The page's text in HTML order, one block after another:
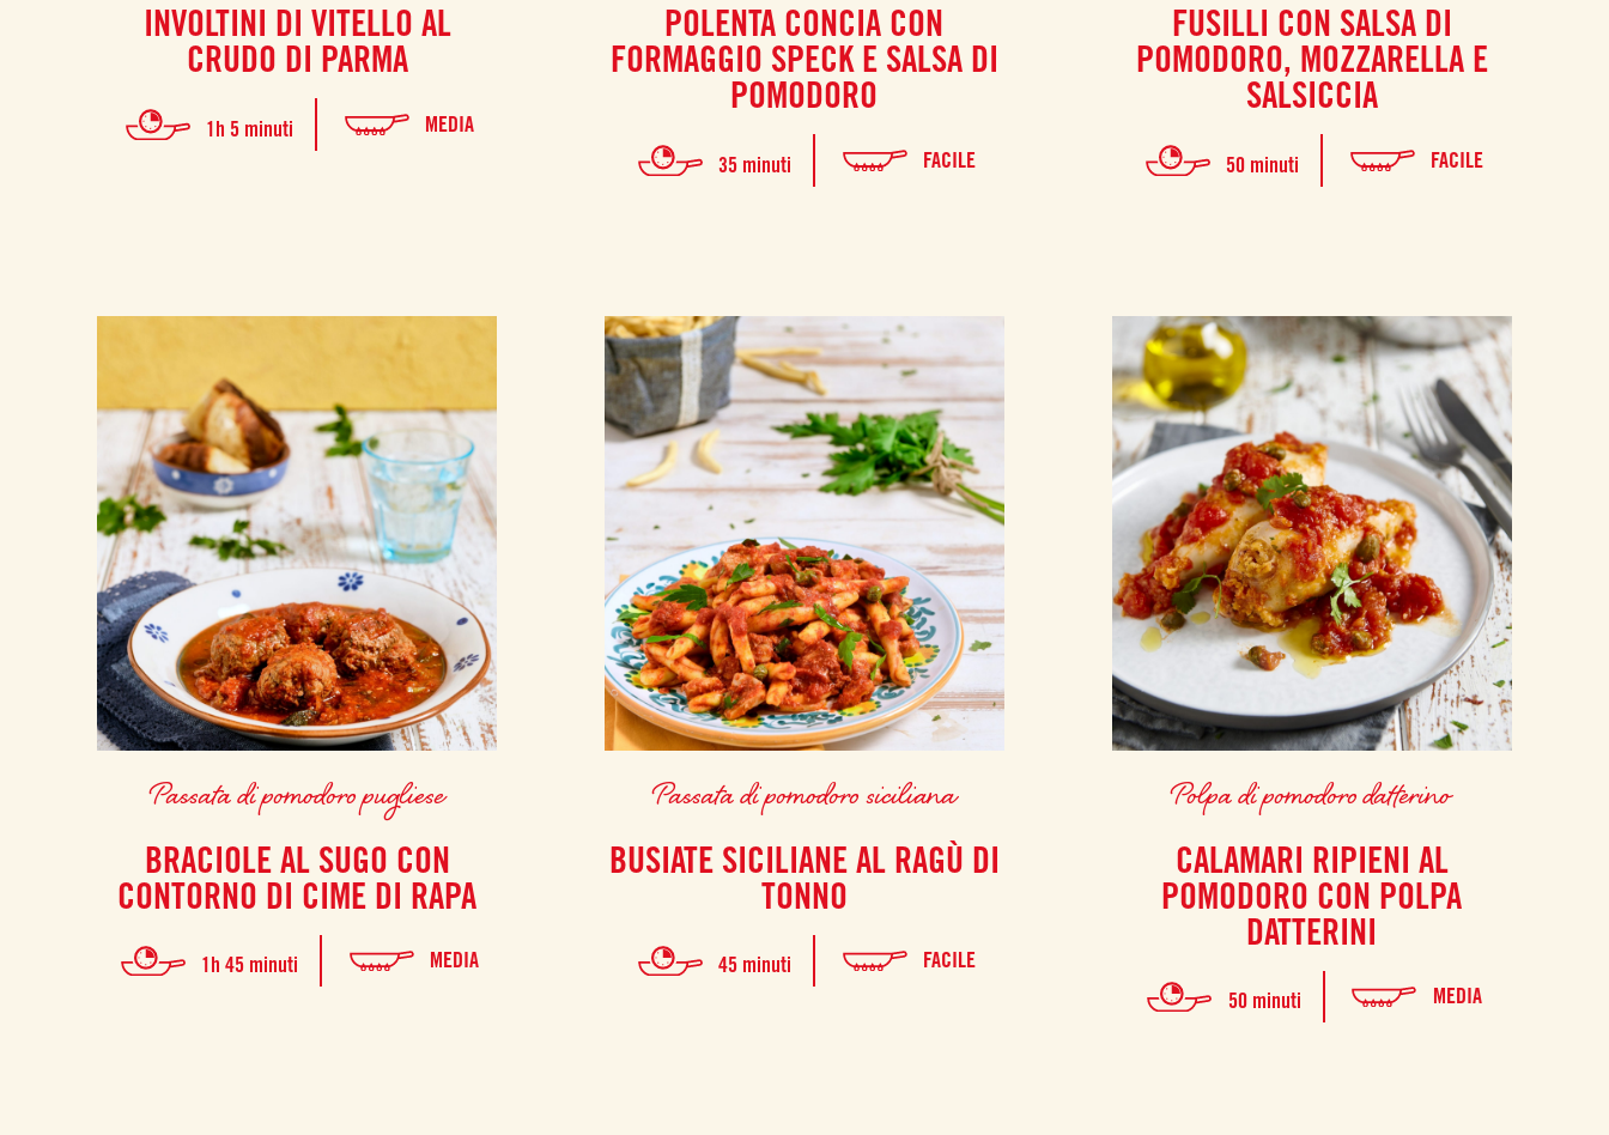
INVOLTINI DI VITELLO AL
CRUDO DI PARMA
1h 5 minuti MEDIA
POLENTA CONCIA CON
FORMAGGIO SPECK E SALSA DI
POMODORO
35 minuti FACILE
FUSILLI CON SALSA DI
POMODORO, MOZZARELLA E
SALSICCIA
50 minuti FACILE
Passata di pomodoro pugliese
BRACIOLE AL SUGO CON
CONTORNO DI CIME DI RAPA
1h 45 minuti MEDIA
Passata di pomodoro siciliana
BUSIATE SICILIANE AL RAGÙ DI
TONNO
45 minuti FACILE
Polpa di pomodoro datterino
CALAMARI RIPIENI AL
POMODORO CON POLPA
DATTERINI
50 minuti MEDIA